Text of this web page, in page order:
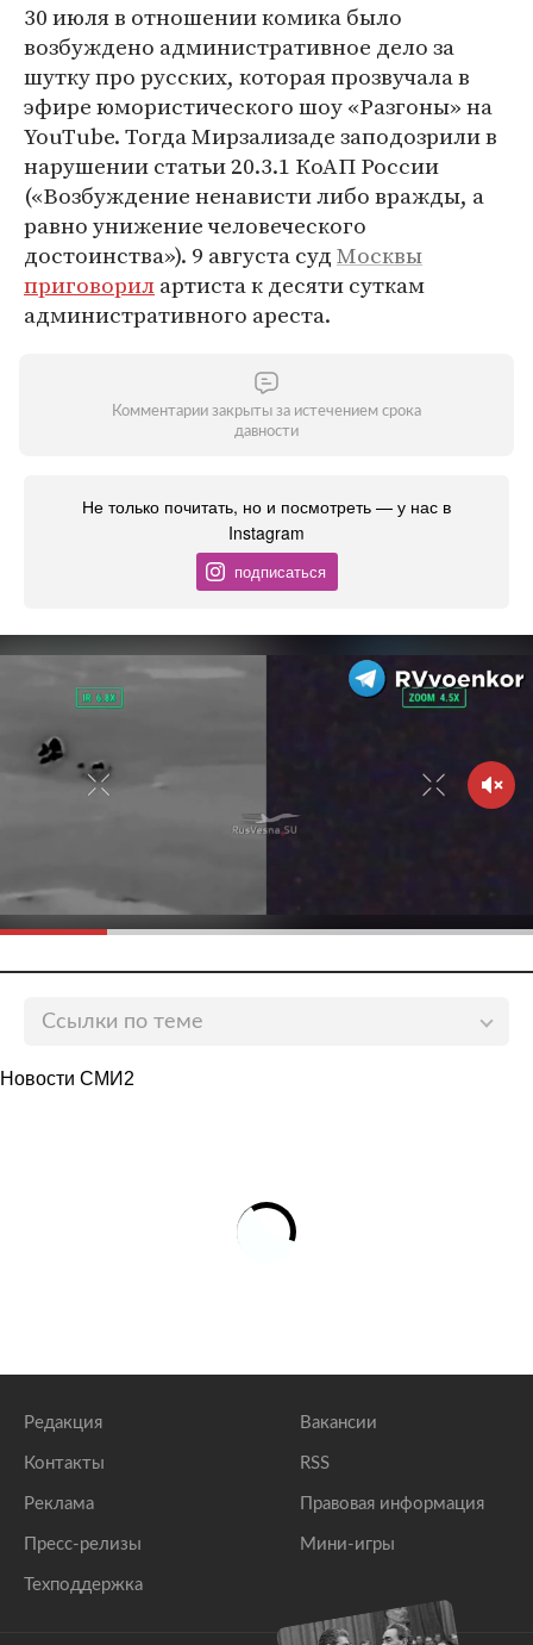
30 июля в отношении комика было
возбуждено административное дело за
шутку про русских, которая прозвучала в
эфире юмористического шоу «Разгоны» на
YouTube. Тогда Мирзализаде заподозрили в
нарушении статьи 20.3.1 КоАП России
(«Возбуждение ненависти либо вражды, а
равно унижение человеческого
достоинства»). 9 августа судМосквы
приговорилартиста к десяти суткам
административного ареста.
Комментарии закрыты за истечением срока
давности
Не только почитать, но и посмотреть — у нас в
Instagram
подписаться
Ссылки по теме
Мирзализаде нежелательным в России
Популярного в России комика арестовали после
Новости СМИ2
Редакция
Контакты
Реклама
Пресс-релизы
Техподдержка
Вакансии
RSS
Правовая информация
Мини-игры